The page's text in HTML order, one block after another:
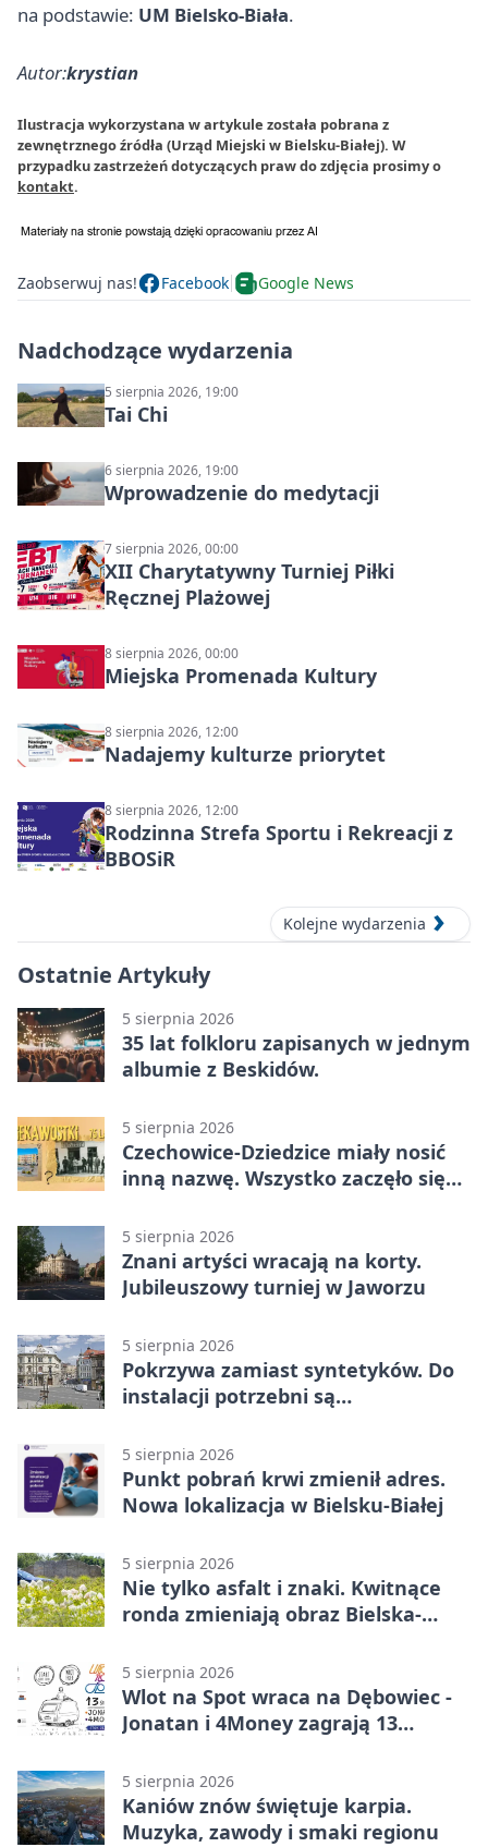
na podstawie: UM Bielsko-Biała.
Autor:krystian
Ilustracja wykorzystana w artykule została pobrana z
zewnętrznego źródła (Urząd Miejski w Bielsku-Białej). W
przypadku zastrzeżeń dotyczących praw do zdjęcia prosimy o
kontakt.
Zaobserwuj nas! Facebook Google News
Nadchodzące wydarzenia
5 sierpnia 2026, 19:00
Tai Chi
6 sierpnia 2026, 19:00
Wprowadzenie do medytacji
7 sierpnia 2026, 00:00
XII Charytatywny Turniej Piłki
Ręcznej Plażowej
8 sierpnia 2026, 00:00
Miejska Promenada Kultury
8 sierpnia 2026, 12:00
Nadajemy kulturze priorytet
8 sierpnia 2026, 12:00
Rodzinna Strefa Sportu i Rekreacji z
BBOSiR
Kolejne wydarzenia
Ostatnie Artykuły
5 sierpnia 2026
35 lat folkloru zapisanych w jednym
albumie z Beskidów.
5 sierpnia 2026
Czechowice-Dziedzice miały nosić
inną nazwę. Wszystko zaczęło się
5 sierpnia 2026
Znani artyści wracają na korty.
Jubileuszowy turniej w Jaworzu
5 sierpnia 2026
Pokrzywa zamiast syntetyków. Do
instalacji potrzebni są
5 sierpnia 2026
Punkt pobrań krwi zmienił adres.
Nowa lokalizacja w Bielsku-Białej
5 sierpnia 2026
Nie tylko asfalt i znaki. Kwitnące
ronda zmieniają obraz Bielska-
5 sierpnia 2026
Wlot na Spot wraca na Dębowiec -
Jonatan i 4Money zagrają 13
5 sierpnia 2026
Kaniów znów świętuje karpia.
Muzyka, zawody i smaki regionu